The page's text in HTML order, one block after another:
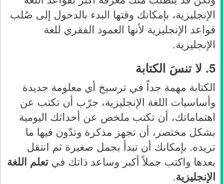
الإنجليزية، بإمكانك وقتها البدء بالدخول إلى صُلب
قواعد الإنجليزية لأنها العمود الفقري للغة
الإنجليزية.
5. لا تنسَ الكتابة
الكتابة مهمة جداً في ترسيخ أي معلومة جديدة
وأساسيات اللغة الإنجليزية، جرّب أن تكتب عن
اهتماماتك، أن تكتب ملخص عن أحداثك اليومية
بشكل مختصر، أن تجهز مذكرة وتدّون فيها ما
تريده. بإمكانك أن تبدأ بجمل صغيرة ثم انتقل
بعدها واكتب جملاً أكبر وساعد ذاتك في تعلم اللغة
الإنجليزية.